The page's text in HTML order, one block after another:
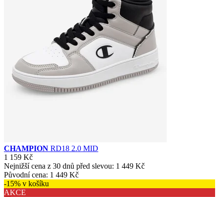
CHAMPION RD18 2.0 MID
1 159 Kč
Nejnižší cena z 30 dnů před slevou: 1 449 Kč
Původní cena: 1 449 Kč
-15% v košíku
AKCE